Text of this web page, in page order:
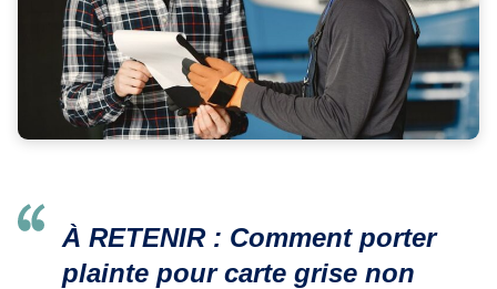
À RETENIR : Comment porter
plainte pour carte grise non